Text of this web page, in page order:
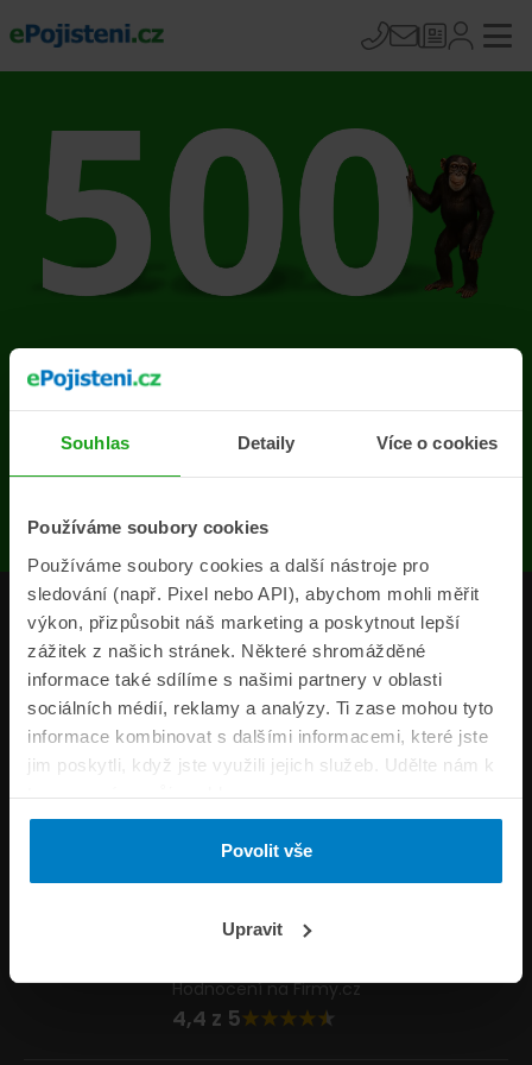
Souhlas Detaily Více o cookies
Používáme soubory cookies
Používáme soubory cookies a další nástroje pro
sledování (např. Pixel nebo API), abychom mohli měřit
výkon, přizpůsobit náš marketing a poskytnout lepší
zážitek z našich stránek. Některé shromážděné
informace také sdílíme s našimi partnery v oblasti
sociálních médií, reklamy a analýzy. Ti zase mohou tyto
informace kombinovat s dalšími informacemi, které jste
jim poskytli, když jste využili jejich služeb. Udělte nám k
tomu prosím svůj souhlas.
Povolit vše
Upravit
Na stránce se vyskytla
chyba
Produkty
Pojišťovny
Informace
ePojisteni.cz
Formuláře
Napište nám
Hodnocení na Firmy.cz
4,4 z 5